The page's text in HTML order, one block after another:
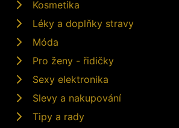
Kosmetika
Léky a doplňky stravy
Móda
Pro ženy - řidičky
Sexy elektronika
Slevy a nakupování
Tipy a rady